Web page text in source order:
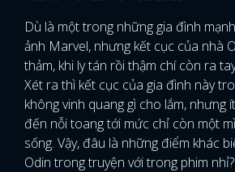
Dù là một trong những gia đình
ảnh Marvel, nhưng kết cục của nhà
thảm, khi ly tán rồi thậm chí còn ra
Xét ra thì kết cục của gia đình này
không vinh quang gì cho lắm, nhưng
đến nỗi toang tới mức chỉ còn một
sống. Vậy, đâu là những điểm khác
Odin trong truyện với trong phim nhỉ?